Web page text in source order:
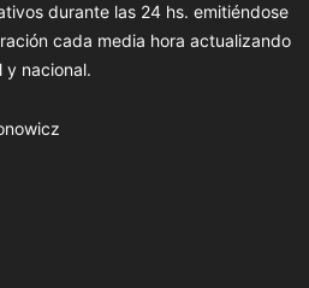
durante las 24 hs. emitiéndose
cada media hora actualizando
y nacional.